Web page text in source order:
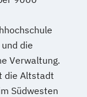
die
Verwaltung.
die Altstadt
Südwesten